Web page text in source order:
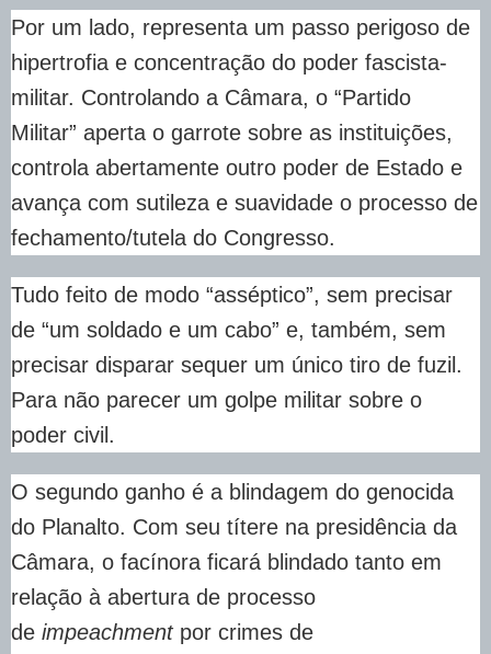
Por um lado, representa um passo perigoso de
hipertrofia e concentração do poder fascista-
militar. Controlando a Câmara, o “Partido
Militar” aperta o garrote sobre as instituições,
controla abertamente outro poder de Estado e
avança com sutileza e suavidade o processo de
fechamento/tutela do Congresso.
Tudo feito de modo “asséptico”, sem precisar
de “um soldado e um cabo” e, também, sem
precisar disparar sequer um único tiro de fuzil.
Para não parecer um golpe militar sobre o
poder civil.
O segundo ganho é a blindagem do genocida
do Planalto. Com seu títere na presidência da
Câmara, o facínora ficará blindado tanto em
relação à abertura de processo
de impeachmentpor crimes de